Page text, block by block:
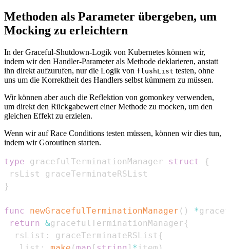
Methoden als Parameter übergeben, um
Mocking zu erleichtern
In der Graceful-Shutdown-Logik von Kubernetes können wir,
indem wir den Handler-Parameter als Methode deklarieren, anstatt
ihn direkt aufzurufen, nur die Logik von flushList testen, ohne
uns um die Korrektheit des Handlers selbst kümmern zu müssen.
Wir können aber auch die Reflektion von gomonkey verwenden,
um direkt den Rückgabewert einer Methode zu mocken, um den
gleichen Effekt zu erzielen.
Wenn wir auf Race Conditions testen müssen, können wir dies tun,
indem wir Goroutinen starten.
type gracefulTerminationManager struct
{
}
func newGracefulTerminationManager ( ) *
return
&gracefulTerminationManager{
  rsList
: graceTerminateRSList {